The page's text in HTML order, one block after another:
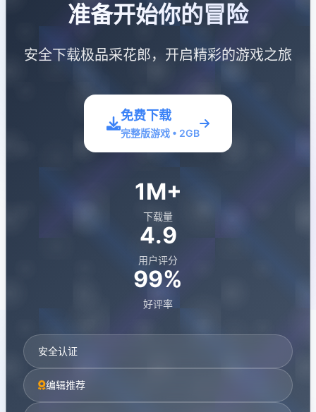
准备开始你的冒险
安全下载极品采花郎，开启精彩的游戏之旅
免费下载
完整版游戏 • 2GB
1M+
下载量
4.9
用户评分
99%
好评率
安全认证
编辑推荐